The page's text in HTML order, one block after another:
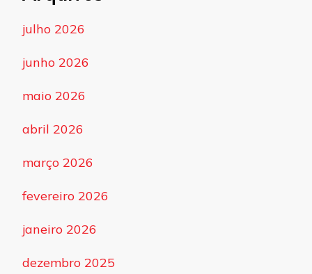
julho 2026
junho 2026
maio 2026
abril 2026
março 2026
fevereiro 2026
janeiro 2026
dezembro 2025